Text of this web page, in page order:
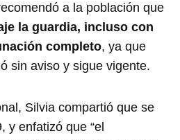
a la población que
la guardia, incluso con
completo, ya que
sin aviso y sigue vigente.
Silvia compartió que se
y enfatizó que “el